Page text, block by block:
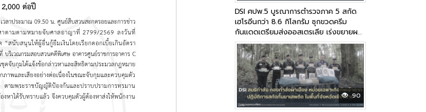
DSI ศปพ.5 บูรณาการตำรวจภาค 5 สกัด
เฮโรอีนกว่า 8.6 กิโลกรัม ซุกขวดครีม
กันแดดเตรียมส่งออสเตรเลีย เร่งขยายผล
เครือข่ายข้ามชาติ
90